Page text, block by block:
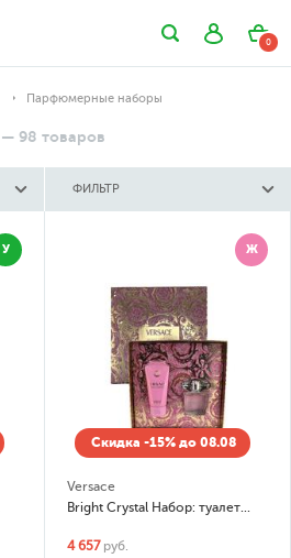
0
Парфюмерные наборы
— 98 товаров
ФИЛЬТР
У Ж
Скидка -15% до 08.08
Versace
Bright Crystal Набор: туалетная вода 30мл, лосьон для тела 50мл
4 657 руб.